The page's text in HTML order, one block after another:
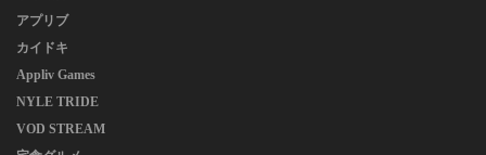
アプリブ
カイドキ
Appliv Games
NYLE TRIDE
VOD STREAM